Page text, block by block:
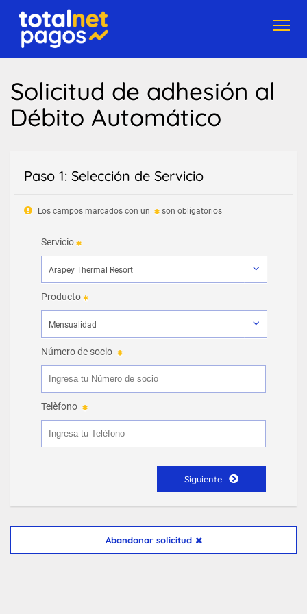
Solicitud de adhesión al
Débito Automático
Paso 1: Selección de Servicio
Los campos marcados con un son obligatorios
Servicio
Producto
Número de socio
Telèfono
Siguiente
Abandonar solicitud